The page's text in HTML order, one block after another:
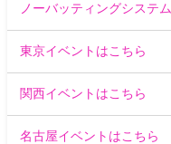
ノーバッティングシステム
東京イベントはこちら
関西イベントはこちら
名古屋イベントはこちら